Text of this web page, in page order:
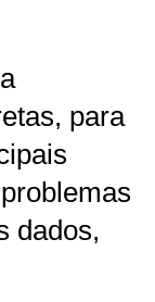
para
dados,